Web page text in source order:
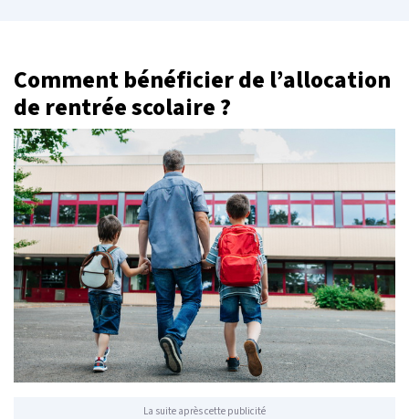
Comment bénéficier de l’allocation
de rentrée scolaire ?
La suite après cette publicité